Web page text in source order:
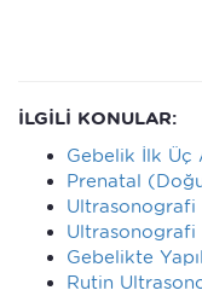
İLGİLİ KONULAR:
Gebelik İlk Üç
Prenatal
Ultrasonografi
Ultrasonografi
Gebelikte
Rutin